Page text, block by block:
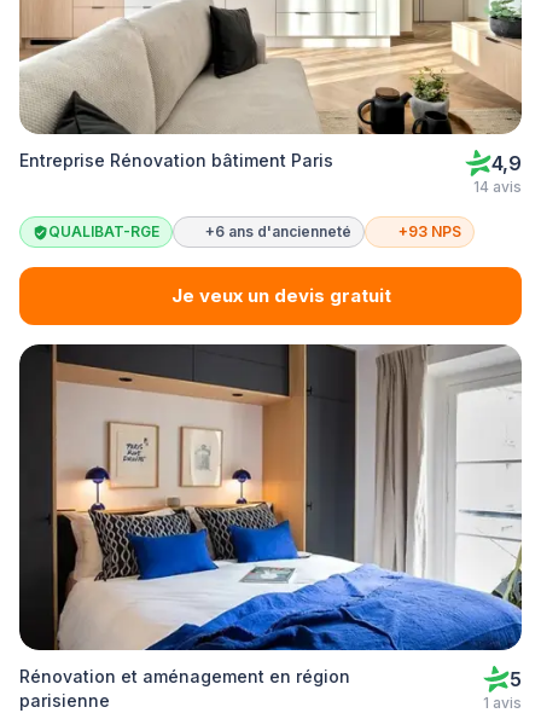
Entreprise Rénovation bâtiment Paris 4,9
14 avis
QUALIBAT-RGE +6 ans d'ancienneté +93 NPS
Je veux un devis gratuit
Rénovation et aménagement en région
parisienne
5
1 avis